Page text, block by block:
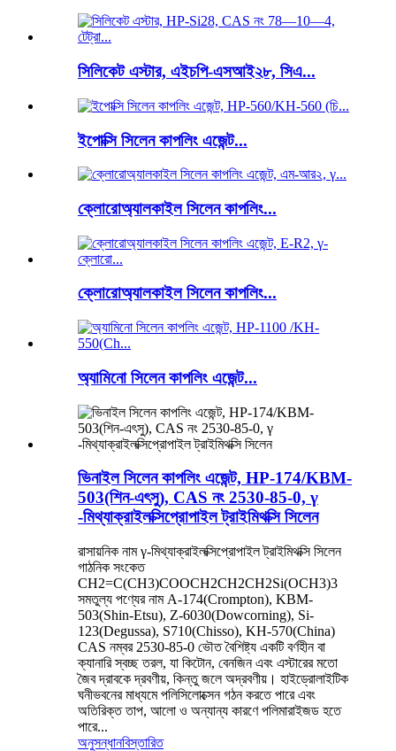
সিলিকেট এস্টার, এইচপি-এসআই২৮, সিএ...
ইপোক্সি সিলেন কাপলিং এজেন্ট...
ক্লোরোঅ্যালকাইল সিলেন কাপলিং...
ক্লোরোঅ্যালকাইল সিলেন কাপলিং...
অ্যামিনো সিলেন কাপলিং এজেন্ট...
ভিনাইল সিলেন কাপলিং এজেন্ট, HP-174/KBM-
503(শিন-এৎসু), CAS নং 2530-85-0, γ
-মিথ্যাক্রাইলক্সিপ্রোপাইল ট্রাইমিথক্সি সিলেন
রাসায়নিক নাম γ-মিথ্যাক্রাইলক্সিপ্রোপাইল ট্রাইমিথক্সি সিলেন
গাঠনিক সংকেত
CH2=C(CH3)COOCH2CH2CH2Si(OCH3)3
সমতুল্য পণ্যের নাম A-174(Crompton), KBM-
503(Shin-Etsu), Z-6030(Dowcorning), Si-
123(Degussa), S710(Chisso), KH-570(China)
CAS নম্বর 2530-85-0 ভৌত বৈশিষ্ট্য একটি বর্ণহীন বা
ক্যানারি স্বচ্ছ তরল, যা কিটোন, বেনজিন এবং এস্টারের মতো
জৈব দ্রাবকে দ্রবণীয়, কিন্তু জলে অদ্রবণীয়। হাইড্রোলাইটিক
ঘনীভবনের মাধ্যমে পলিসিলোক্সেন গঠন করতে পারে এবং
অতিরিক্ত তাপ, আলো ও অন্যান্য কারণে পলিমারাইজড হতে
পারে...
অনুসন্ধানবিস্তারিত